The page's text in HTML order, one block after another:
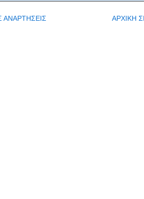
ΑΝΑΡΤΗΣΕΙΣ ΑΡΧΙΚΗ